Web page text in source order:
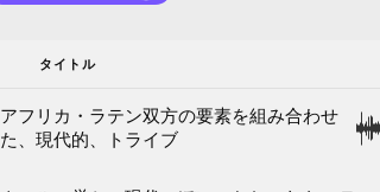
タイトル
アフリカ・ラテン双方の要素を組み合わせ
た、現代的、トライブ